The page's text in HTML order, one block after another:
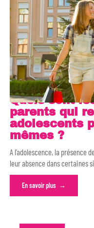
Quels sont
parents qui
adolescents
mêmes ?
A l’adolescence, la présence
leur absence dans certaines
En savoir plus